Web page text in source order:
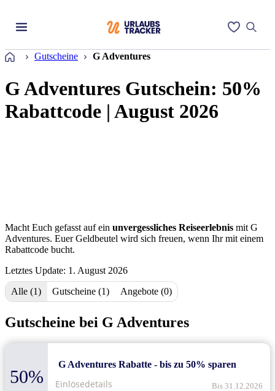
Startseite
Gutscheine G Adventures
G Adventures Gutschein: 50%
Rabattcode | August 2026
Macht Euch gefasst auf ein unvergessliches Reiseerlebnis mit G
Adventures. Euer Geldbeutel wird sich freuen, wenn Ihr mit einem
Rabattcode bucht.
Letztes Update: 1. August 2026
Alle (1)
Gutscheine (1) Angebote (0)
Gutscheine bei G Adventures
50%
G Adventures Rabatte - bis zu 50% sparen
Bis 31.12.2026
Einlösedetails